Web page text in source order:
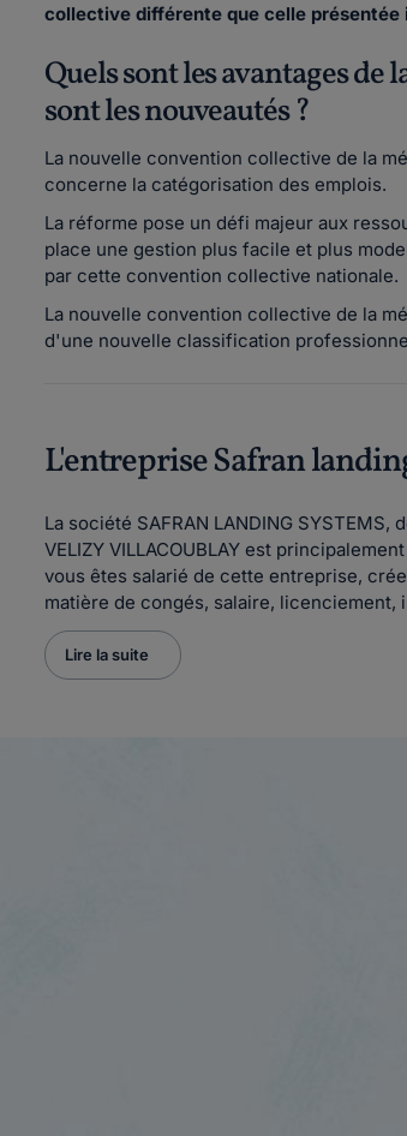
collective différente que celle présentée
Quels sont les avantages
sont les nouveautés ?
La nouvelle convention collective de la
concerne la catégorisation des emplois.
La réforme pose un défi majeur aux
place une gestion plus facile et plus
par cette convention collective nationale.
La nouvelle convention collective de la
d'une nouvelle classification
L'entreprise Safran
La société SAFRAN LANDING
VELIZY VILLACOUBLAY est
vous êtes salarié de cette entreprise,
matière de congés, salaire, licenciement,
Lire la suite